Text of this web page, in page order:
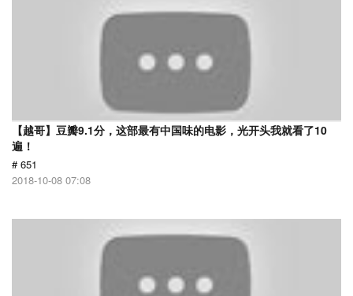
【越哥】豆瓣9.1分，这部最有中国味的电影，光开头我就看了10
遍！
# 651
2018-10-08 07:08